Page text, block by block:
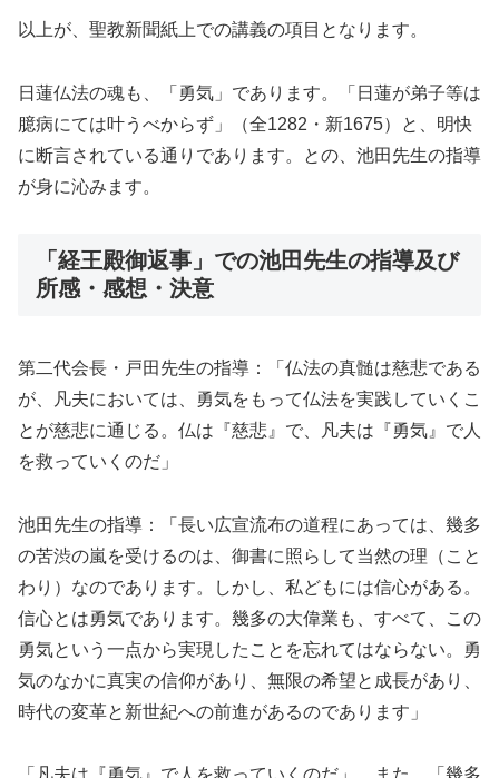
以上が、聖教新聞紙上での講義の項目となります。
日蓮仏法の魂も、「勇気」であります。「日蓮が弟子等は
臆病にては叶うべからず」（全1282・新1675）と、明快
に断言されている通りであります。との、池田先生の指導
が身に沁みます。
「経王殿御返事」での池田先生の指導及び
所感・感想・決意
第二代会長・戸田先生の指導：「仏法の真髄は慈悲である
が、凡夫においては、勇気をもって仏法を実践していくこ
とが慈悲に通じる。仏は『慈悲』で、凡夫は『勇気』で人
を救っていくのだ」
池田先生の指導：「長い広宣流布の道程にあっては、幾多
の苦渋の嵐を受けるのは、御書に照らして当然の理（こと
わり）なのであります。しかし、私どもには信心がある。
信心とは勇気であります。幾多の大偉業も、すべて、この
勇気という一点から実現したことを忘れてはならない。勇
気のなかに真実の信仰があり、無限の希望と成長があり、
時代の変革と新世紀への前進があるのであります」